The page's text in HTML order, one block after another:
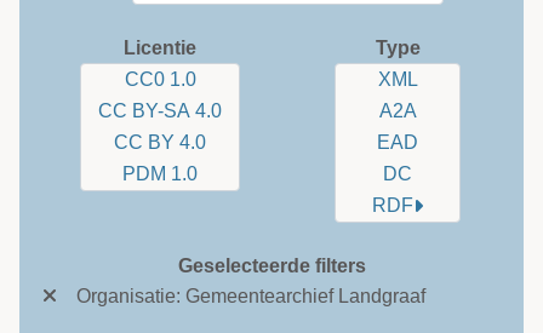
Licentie
CC0 1.0
CC BY-SA 4.0
CC BY 4.0
PDM 1.0
Type
XML
A2A
EAD
DC
RDF
Geselecteerde filters
Organisatie: Gemeentearchief Landgraaf